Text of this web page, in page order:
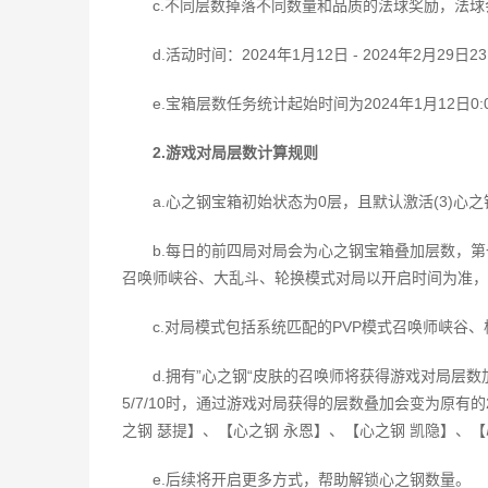
c.不同层数掉落不同数量和品质的法球奖励，法
d.活动时间：2024年1月12日 - 2024年2月29日
e.宝箱层数任务统计起始时间为2024年1月12日
2.游戏对局层数计算规则
a.心之钢宝箱初始状态为0层，且默认激活(3)心之
b.每日的前四局对局会为心之钢宝箱叠加层数，
召唤师峡谷、大乱斗、轮换模式对局以开启时间为准
c.对局模式包括系统匹配的PVP模式召唤师峡谷
d.拥有”心之钢“皮肤的召唤师将获得游戏对局层
5/7/10时，通过游戏对局获得的层数叠加会变为原有
之钢 瑟提】、【心之钢 永恩】、【心之钢 凯隐】、
e.后续将开启更多方式，帮助解锁心之钢数量。